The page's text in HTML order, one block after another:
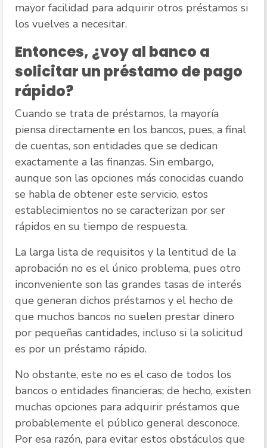
mayor facilidad para adquirir otros préstamos si
los vuelves a necesitar.
Entonces, ¿voy al banco a
solicitar un préstamo de pago
rápido?
Cuando se trata de préstamos, la mayoría
piensa directamente en los bancos, pues, a final
de cuentas, son entidades que se dedican
exactamente a las finanzas. Sin embargo,
aunque son las opciones más conocidas cuando
se habla de obtener este servicio, estos
establecimientos no se caracterizan por ser
rápidos en su tiempo de respuesta.
La larga lista de requisitos y la lentitud de la
aprobación no es el único problema, pues otro
inconveniente son las grandes tasas de interés
que generan dichos préstamos y el hecho de
que muchos bancos no suelen prestar dinero
por pequeñas cantidades, incluso si la solicitud
es por un préstamo rápido.
No obstante, este no es el caso de todos los
bancos o entidades financieras; de hecho, existen
muchas opciones para adquirir préstamos que
probablemente el público general desconoce.
Por esa razón, para evitar estos obstáculos que